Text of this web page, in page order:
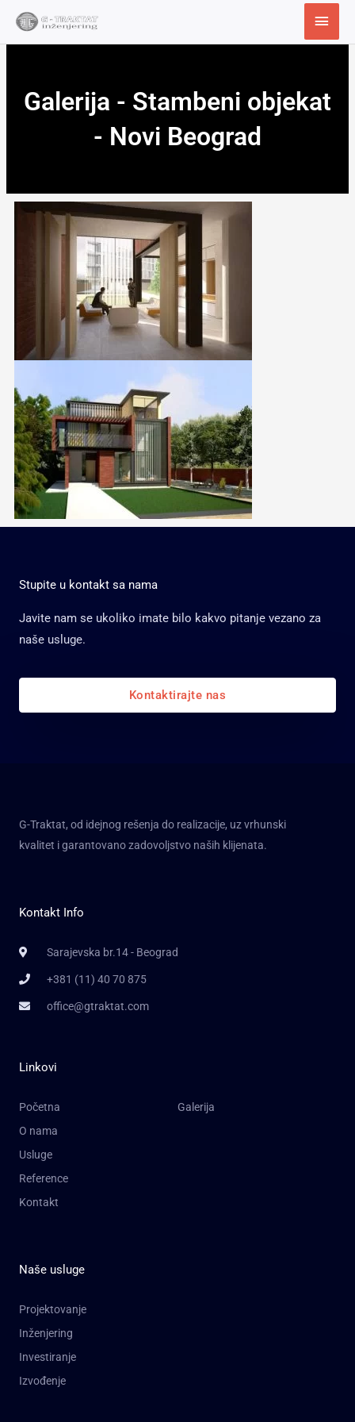
Пређи
Galerija - Stambeni objekat
- Novi Beograd
Stupite u kontakt sa nama
Javite nam se ukoliko imate bilo kakvo pitanje vezano za
naše usluge.
Kontaktirajte nas
G-Traktat, od idejnog rešenja do realizacije, uz vrhunski
kvalitet i garantovano zadovoljstvo naših klijenata.
Kontakt Info
Sarajevska br.14 - Beograd
+381 (11) 40 70 875
office@gtraktat.com
Linkovi
Početna
O nama
Usluge
Reference
Kontakt
Galerija
Naše usluge
Projektovanje
Inženjering
Investiranje
Izvođenje